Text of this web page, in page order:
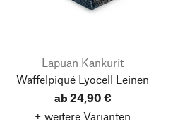
Lapuan Kankurit
Waffelpiqué Lyocell Leinen
ab 24,90 €
+ weitere Varianten